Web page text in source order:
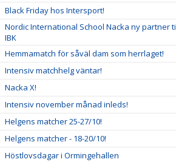
Black Friday hos Intersport!
Nordic International School Nacka ny partner
IBK
Hemmamatch för såväl dam som herrlaget!
Intensiv matchhelg väntar!
Nacka X!
Intensiv november månad inleds!
Helgens matcher 25-27/10!
Helgens matcher - 18-20/10!
Höstlovsdagar i Ormingehallen